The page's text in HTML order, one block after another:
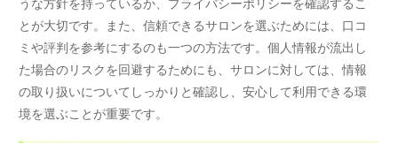
とが大切です。また、信頼できるサロンを選ぶためには、口コ
ミや評判を参考にするのも一つの方法です。個人情報が流出し
た場合のリスクを回避するためにも、サロンに対しては、情報
の取り扱いについてしっかりと確認し、安心して利用できる環
境を選ぶことが重要です。